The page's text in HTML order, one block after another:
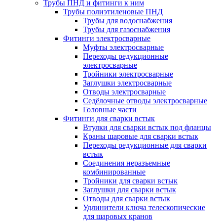
Трубы ПНД и фитинги к ним
Трубы полиэтиленовые ПНД
Трубы для водоснабжения
Трубы для газоснабжения
Фитинги электросварные
Муфты электросварные
Переходы редукционные
электросварные
Тройники электросварные
Заглушки электросварные
Отводы электросварные
Седёлочные отводы электросварные
Головные части
Фитинги для сварки встык
Втулки для сварки встык под фланцы
Краны шаровые для сварки встык
Переходы редукционные для сварки
встык
Соединения неразъемные
комбинированные
Тройники для сварки встык
Заглушки для сварки встык
Отводы для сварки встык
Удлинители ключа телескопические
для шаровых кранов